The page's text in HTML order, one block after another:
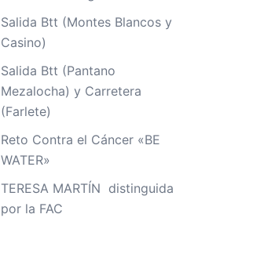
Salida Btt (Montes Blancos y
Casino)
Salida Btt (Pantano
Mezalocha) y Carretera
(Farlete)
Reto Contra el Cáncer «BE
WATER»
TERESA MARTÍN distinguida
por la FAC